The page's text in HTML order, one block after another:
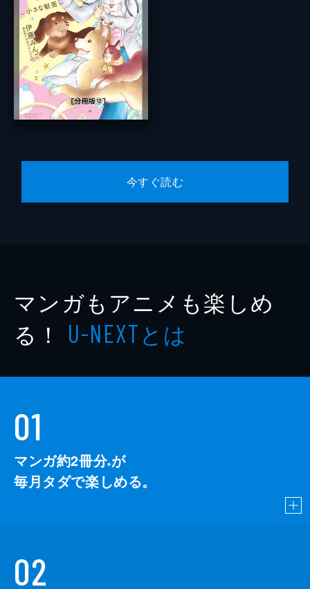
今すぐ読む
マンガもアニメも楽しめ
る！ U-NEXTとは
01
マンガ約2冊分※が
毎月タダで楽しめる。
02